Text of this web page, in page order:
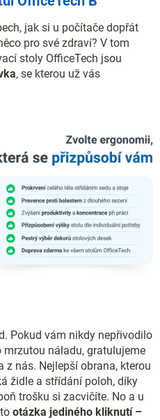
jak si u počítače dopřát
pro své zdraví? V tom
stoly OfficeTech jsou
, se kterou už vás
Pokud vám nikdy nepřivodilo
náladu, gratulujeme
z nás. Nejlepší obrana, kterou
židle a střídání poloh, díky
trošku si zacvičíte. No a u
otázka jediného kliknutí –